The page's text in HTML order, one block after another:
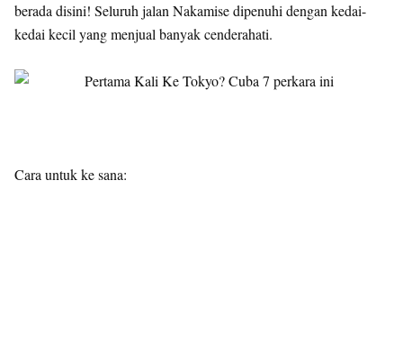
berada disini! Seluruh jalan Nakamise dipenuhi dengan kedai-
kedai kecil yang menjual banyak cenderahati.
Cara untuk ke sana: